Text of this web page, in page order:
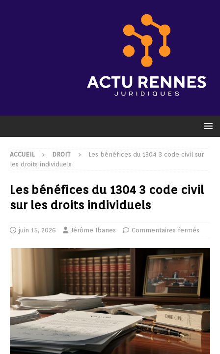
ACCUEIL DROIT
Les bénéfices du 1304 3 code civil sur
les droits individuels
Les bénéfices du 1304 3 code civil
sur les droits individuels
juin 15, 2026 Jérôme Ibanes Commentaires fermés